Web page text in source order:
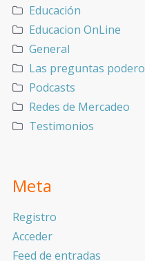
Educación
Educacion OnLine
General
Las preguntas
Podcasts
Redes de Mercadeo
Testimonios
Meta
Registro
Acceder
Feed de entradas